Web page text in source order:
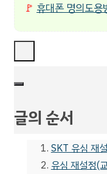
🚩 휴대폰 명의도용
글의 순서
SKT 유심 재
유심 재설정(